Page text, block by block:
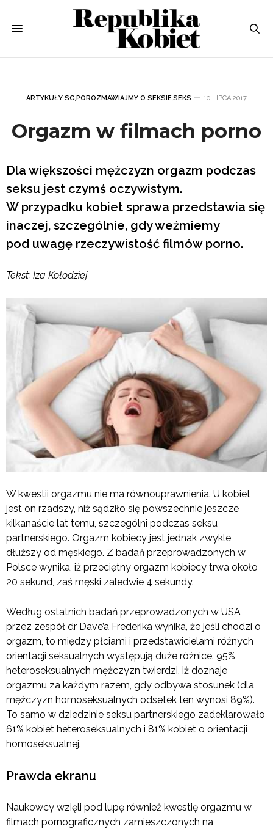
ARTYKUŁY SG,POROZMAWIAJMY O SEKSIE,SEKS 10 LIPCA 2017
Orgazm w filmach porno
Dla większości mężczyzn orgazm podczas
seksu jest czymś oczywistym.
W przypadku kobiet sprawa przedstawia się
inaczej, szczególnie, gdy weźmiemy
pod uwagę rzeczywistość filmów porno.
Tekst: Iza Kołodziej
W kwestii orgazmu nie ma równouprawnienia. U kobiet
jest on rzadszy, niż sądziło się powszechnie jeszcze
kilkanaście lat temu, szczególni podczas seksu
partnerskiego. Orgazm kobiecy jest jednak zwykle
dłuższy od męskiego. Z badań przeprowadzonych w
Polsce wynika, iż przeciętny orgazm kobiecy trwa około
20 sekund, zaś męski zaledwie 4 sekundy.
Według ostatnich badań przeprowadzonych w USA
przez zespół dr Dave’a Frederika wynika, że jeśli chodzi o
orgazm, to między płciami i przedstawicielami różnych
orientacji seksualnych występują duże różnice. 95%
heteroseksualnych mężczyzn twierdzi, iż doznaje
orgazmu za każdym razem, gdy odbywa stosunek (dla
mężczyzn homoseksualnych odsetek ten wynosi 89%).
To samo w dziedzinie seksu partnerskiego zadeklarowało
61% kobiet heteroseksualnych i 81% kobiet o orientacji
homoseksualnej.
Prawda ekranu
Naukowcy wzięli pod lupę również kwestię orgazmu w
filmach pornograficznych zamieszczonych na